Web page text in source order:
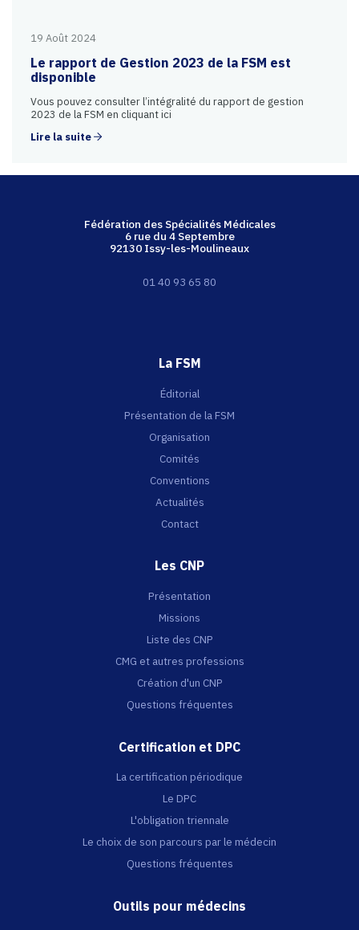
19 Août 2024
Le rapport de Gestion 2023 de la FSM est
disponible
Vous pouvez consulter l’intégralité du rapport de gestion
2023 de la FSM en cliquant ici
Lire la suite
Fédération des Spécialités Médicales
6 rue du 4 Septembre
92130 Issy-les-Moulineaux
01 40 93 65 80
La FSM
Éditorial
Présentation de la FSM
Organisation
Comités
Conventions
Actualités
Contact
Les CNP
Présentation
Missions
Liste des CNP
CMG et autres professions
Création d'un CNP
Questions fréquentes
Certification et DPC
La certification périodique
Le DPC
L'obligation triennale
Le choix de son parcours par le médecin
Questions fréquentes
Outils pour médecins